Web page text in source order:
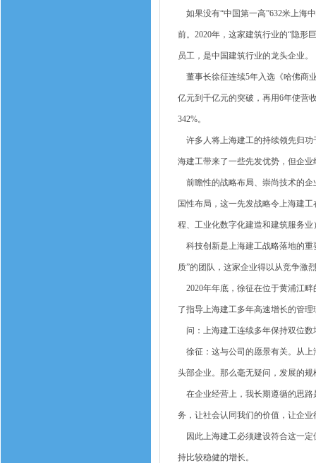
如果没有“中国第一高”632米上海
前。2020年，这家建筑行业的“隐形
员工，是中国建筑行业的龙头企业。
董事长徐征连续5年入选《哈佛商
亿元到千亿元的突破，再用6年使营
342%。
许多人将上海建工的持续领先归功
海建工带来了一些先发优势，但企
前瞻性的战略布局、崇尚技术的企
国性布局，这一先发战略令上海建
程、工业化数字化建造和建筑服务
科技创新是上海建工战略落地的重
质”的团队，这家企业得以从竞争激
2020年年底，徐征在位于黄浦江
了指导上海建工多年高速增长的管
问：上海建工连续多年保持双位数
徐征：这与公司的愿景有关。从上
头部企业。那么毫无疑问，发展的
在企业经营上，我长期遵循的思路
务，让社会认同我们的价值，让企业
因此上海建工必须建设符合这一定
持比较稳健的增长。